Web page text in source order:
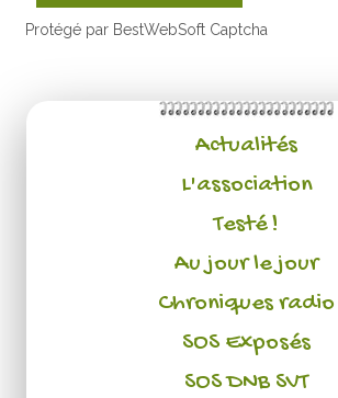
Protégé par BestWebSoft Captcha
Actualités
L'association
Testé !
Au jour le jour
Chroniques radio
SOS Exposés
SOS DNB SVT